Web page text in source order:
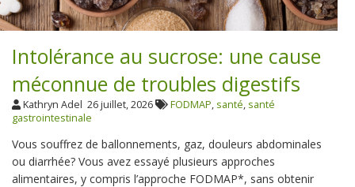
Intolérance au sucrose: une cause
méconnue de troubles digestifs
Kathryn Adel 26 juillet, 2026 FODMAP, santé, santé
gastrointestinale
Vous souffrez de ballonnements, gaz, douleurs abdominales
ou diarrhée? Vous avez essayé plusieurs approches
alimentaires, y compris l’approche FODMAP*, sans obtenir